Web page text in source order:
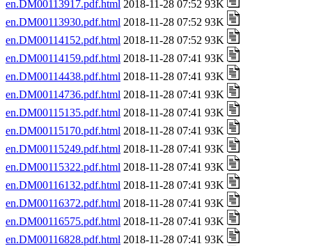
en.DM00113917.pdf.html 2018-11-28 07:52 93K
en.DM00113930.pdf.html 2018-11-28 07:52 93K
en.DM00114152.pdf.html 2018-11-28 07:52 93K
en.DM00114159.pdf.html 2018-11-28 07:41 93K
en.DM00114438.pdf.html 2018-11-28 07:41 93K
en.DM00114736.pdf.html 2018-11-28 07:41 93K
en.DM00115135.pdf.html 2018-11-28 07:41 93K
en.DM00115170.pdf.html 2018-11-28 07:41 93K
en.DM00115249.pdf.html 2018-11-28 07:41 93K
en.DM00115322.pdf.html 2018-11-28 07:41 93K
en.DM00116132.pdf.html 2018-11-28 07:41 93K
en.DM00116372.pdf.html 2018-11-28 07:41 93K
en.DM00116575.pdf.html 2018-11-28 07:41 93K
en.DM00116828.pdf.html 2018-11-28 07:41 93K